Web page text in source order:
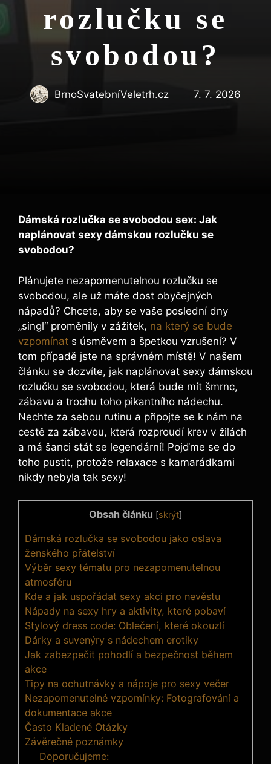
rozlučku se
svobodou?
BrnoSvatebníVeletrh.cz 7. 7. 2026
Dámská rozlučka se svobodou sex: Jak
naplánovat sexy dámskou rozlučku se
svobodou?
Plánujete nezapomenutelnou rozlučku se
svobodou, ale už máte dost obyčejných
nápadů? Chcete, aby se vaše poslední dny
„singl“ proměnily v zážitek, na který se bude
vzpomínat s úsměvem a špetkou vzrušení? V
tom případě jste na správném místě! V našem
článku se dozvíte, jak naplánovat sexy dámskou
rozlučku se svobodou, která bude mít šmrnc,
zábavu a trochu toho pikantního nádechu.
Nechte za sebou rutinu a připojte se k nám na
cestě za zábavou, která rozproudí krev v žilách
a má šanci stát se legendární! Pojďme se do
toho pustit, protože relaxace s kamarádkami
nikdy nebyla tak sexy!
Obsah článku [skrýt]
Dámská rozlučka se svobodou jako oslava
ženského přátelství
Výběr sexy tématu pro nezapomenutelnou
atmosféru
Kde a jak uspořádat sexy akci pro nevěstu
Nápady na sexy hry a aktivity, které pobaví
Stylový dress code: Oblečení, které okouzlí
Dárky a suvenýry s nádechem erotiky
Jak zabezpečit pohodlí a bezpečnost během
akce
Tipy na ochutnávky a nápoje pro sexy večer
Nezapomenutelné vzpomínky: Fotografování a
dokumentace akce
Často Kladené Otázky
Závěrečné poznámky
Doporučujeme: